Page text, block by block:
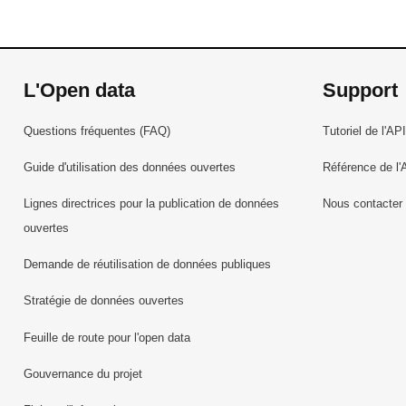
L'Open data
Questions fréquentes (FAQ)
Guide d'utilisation des données ouvertes
Lignes directrices pour la publication de données
ouvertes
Demande de réutilisation de données publiques
Stratégie de données ouvertes
Feuille de route pour l'open data
Gouvernance du projet
Support
Tutoriel de l'API
Référence de
Nous contacter